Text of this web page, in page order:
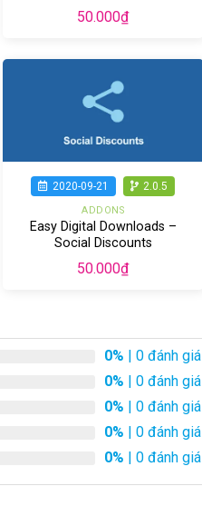
50.000₫
2020-09-21 2.0.5
ADDONS
Easy Digital Downloads –
Social Discounts
50.000₫
0% | 0 đánh giá
0% | 0 đánh giá
0% | 0 đánh giá
0% | 0 đánh giá
0% | 0 đánh giá